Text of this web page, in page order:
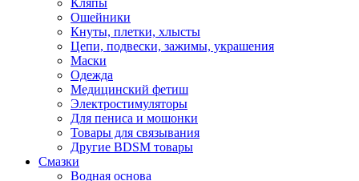
Кляпы
Ошейники
Кнуты, плетки, хлысты
Цепи, подвески, зажимы, украшения
Маски
Одежда
Медицинский фетиш
Электростимуляторы
Для пениса и мошонки
Товары для связывания
Другие BDSM товары
Смазки
Водная основа